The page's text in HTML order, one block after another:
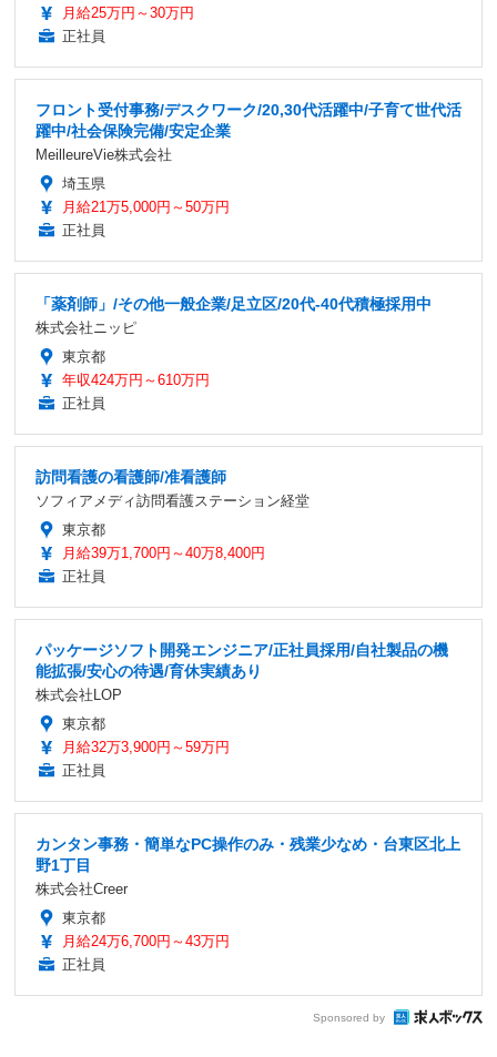
月給25万円～30万円
正社員
フロント受付事務/デスクワーク/20,30代活躍中/子育て世代活
躍中/社会保険完備/安定企業
MeilleureVie株式会社
埼玉県
月給21万5,000円～50万円
正社員
「薬剤師」/その他一般企業/足立区/20代-40代積極採用中
株式会社ニッピ
東京都
年収424万円～610万円
正社員
訪問看護の看護師/准看護師
ソフィアメディ訪問看護ステーション経堂
東京都
月給39万1,700円～40万8,400円
正社員
パッケージソフト開発エンジニア/正社員採用/自社製品の機
能拡張/安心の待遇/育休実績あり
株式会社LOP
東京都
月給32万3,900円～59万円
正社員
カンタン事務・簡単なPC操作のみ・残業少なめ・台東区北上
野1丁目
株式会社Creer
東京都
月給24万6,700円～43万円
正社員
Sponsored by